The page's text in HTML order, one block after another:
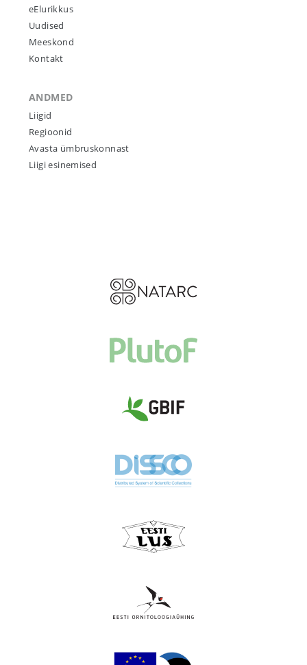
eElurikkus
Uudised
Meeskond
Kontakt
ANDMED
Liigid
Regioonid
Avasta ümbruskonnast
Liigi esinemised